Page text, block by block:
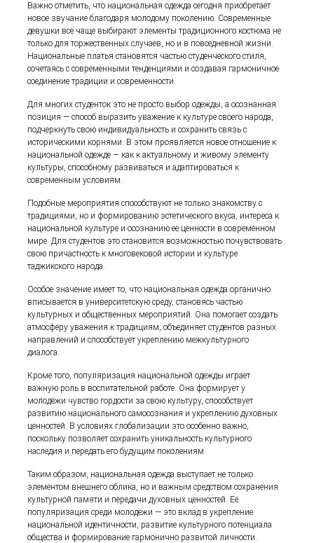
Важно отметить, что национальная одежда сегодня приобретает
новое звучание благодаря молодому поколению. Современные
девушки всё чаще выбирают элементы традиционного костюма не
только для торжественных случаев, но и в повседневной жизни.
Национальные платья становятся частью студенческого стиля,
сочетаясь с современными тенденциями и создавая гармоничное
соединение традиции и современности.
Для многих студенток это не просто выбор одежды, а осознанная
позиция — способ выразить уважение к культуре своего народа,
подчеркнуть свою индивидуальность и сохранить связь с
историческими корнями. В этом проявляется новое отношение к
национальной одежде — как к актуальному и живому элементу
культуры, способному развиваться и адаптироваться к
современным условиям.
Подобные мероприятия способствуют не только знакомству с
традициями, но и формированию эстетического вкуса, интереса к
национальной культуре и осознанию её ценности в современном
мире. Для студентов это становится возможностью почувствовать
свою причастность к многовековой истории и культуре
таджикского народа.
Особое значение имеет то, что национальная одежда органично
вписывается в университетскую среду, становясь частью
культурных и общественных мероприятий. Она помогает создать
атмосферу уважения к традициям, объединяет студентов разных
направлений и способствует укреплению межкультурного
диалога.
Кроме того, популяризация национальной одежды играет
важную роль в воспитательной работе. Она формирует у
молодёжи чувство гордости за свою культуру, способствует
развитию национального самосознания и укреплению духовных
ценностей. В условиях глобализации это особенно важно,
поскольку позволяет сохранить уникальность культурного
наследия и передать его будущим поколениям.
Таким образом, национальная одежда выступает не только
элементом внешнего облика, но и важным средством сохранения
культурной памяти и передачи духовных ценностей. Её
популяризация среди молодёжи — это вклад в укрепление
национальной идентичности, развитие культурного потенциала
общества и формирование гармонично развитой личности.